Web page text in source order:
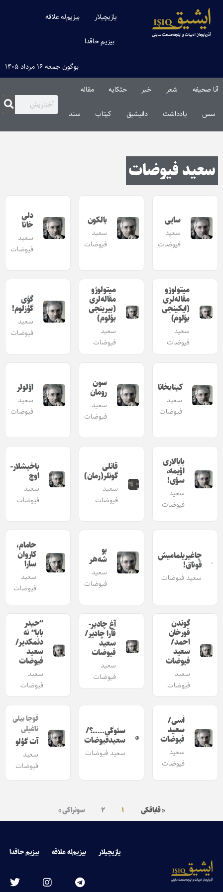
یازیچیلار بیزیم‌له علاقه
بیزیم حاقدا
بوگون جمعه ۱۶ مرداد ۱۴۰۵
آنا صحیفه شعر خبر حئکایه مقاله‌
سس یادداشت دانیشیق کیتاب سند
سعید فیوضات
سایی
سعید
فیوضات
بالکون
سعید
فیوضات
دلی
خانا
سعید
فیوضات
میتولوژو
مقاله‌لری
(ایکینجی
بؤلوم)
سعید
فیوضات
میتولوژو
مقاله‌لری
(بیرینجی
بؤلوم)
سعید
فیوضات
گؤی
گؤزلوم!
سعید
فیوضات
کیتابخانا
سعید
فیوضات
سون
رومان
سعید
فیوضات
اؤلولر
سعید
فیوضات
بابالاری
اؤیمه،
سؤی!
سعید
فیوضات
قانلی
گونلر(رمان)
سعید
فیوضات
باخیشلار-
اوچ
سعید
فیوضات
چاغیریلمامیش
قوناق!
سعید فیوضات
بو
شه‌هر‌‌
سعید
فیوضات
حامام،
کاروان
سارا
سعید
فیوضات
گوندن
قورخان
احمد/
سعید
فیوضات
سعید
فیوضات
آغ چادیر-
قارا چادیر/
سعید
فیوضات
سعید
فیوضات
“حیدر
بابا” نه
دئمکدیر/
سعید
فیوضات
سعید
فیوضات
اَسی/
سعید
فیوضات
سعید
فیوضات
سئوگی…..؟/
سعیدفیوضات
سعید فیوضات
قوجا بیلی
ناغیلی
آت گؤلو
سعید
فیوضات
« قاباقکی ۱ ۲ سونراکی »
یازیچیلار بیزیم‌له علاقه بیزیم حاقدا